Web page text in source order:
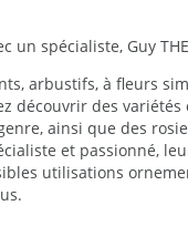
un spécialiste, Guy
arbustifs, à fleurs
découvrir des variétés
ainsi que des
et passionné,
utilisations